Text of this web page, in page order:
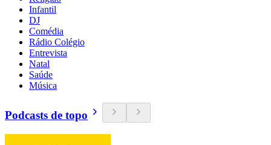
Infantil
DJ
Comédia
Rádio Colégio
Entrevista
Natal
Saúde
Música
Podcasts de topo